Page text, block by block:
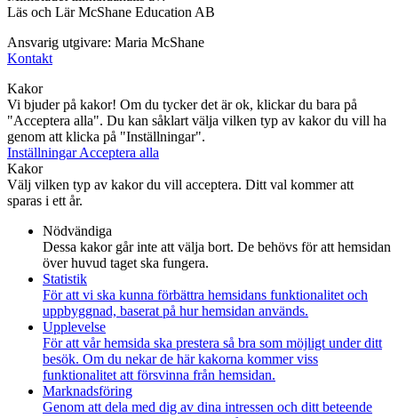
Läs och Lär McShane Education AB
Ansvarig utgivare: Maria McShane
Kontakt
Kakor
Vi bjuder på kakor! Om du tycker det är ok, klickar du bara på
"Acceptera alla". Du kan såklart välja vilken typ av kakor du vill ha
genom att klicka på "Inställningar".
InställningarAcceptera alla
Kakor
Välj vilken typ av kakor du vill acceptera. Ditt val kommer att
sparas i ett år.
Nödvändiga
Dessa kakor går inte att välja bort. De behövs för att hemsidan
över huvud taget ska fungera.
Statistik
För att vi ska kunna förbättra hemsidans funktionalitet och
uppbyggnad, baserat på hur hemsidan används.
Upplevelse
För att vår hemsida ska prestera så bra som möjligt under ditt
besök. Om du nekar de här kakorna kommer viss
funktionalitet att försvinna från hemsidan.
Marknadsföring
Genom att dela med dig av dina intressen och ditt beteende